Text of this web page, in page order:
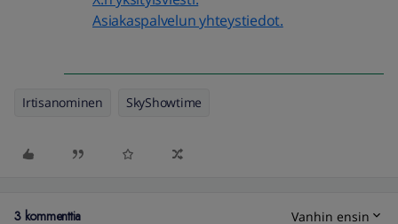
Asiakaspalvelun yhteystiedot.
Irtisanominen SkyShowtime
3 kommenttia Vanhin ensin